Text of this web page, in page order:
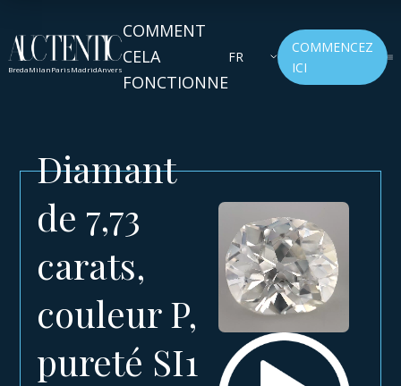
BredaMilanParisMadridAnvers
COMMENT
CELA
FONCTIONNE
FR
COMMENCEZ
ICI
Diamant
de 7,73
carats,
couleur P,
pureté SI1